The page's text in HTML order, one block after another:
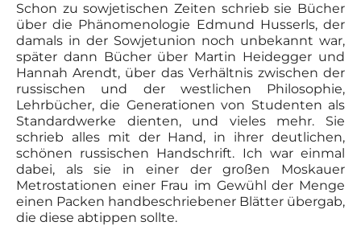
Schon zu sowjetischen Zeiten schrieb sie Bücher
über die Phänomenologie Edmund Husserls, der
damals in der Sowjetunion noch unbekannt war,
später dann Bücher über Martin Heidegger und
Hannah Arendt, über das Verhältnis zwischen der
russischen und der westlichen Philosophie,
Lehrbücher, die Generationen von Studenten als
Standardwerke dienten, und vieles mehr. Sie
schrieb alles mit der Hand, in ihrer deutlichen,
schönen russischen Handschrift. Ich war einmal
dabei, als sie in einer der großen Moskauer
Metrostationen einer Frau im Gewühl der Menge
einen Packen handbeschriebener Blätter übergab,
die diese abtippen sollte.